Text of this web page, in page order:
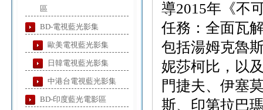
區
BD-電視藍光影集
歐美電視藍光影集
日韓電視藍光影集
中港台電視藍光影集
BD-印度藍光電影區
導2015年《不
任務：全面瓦
包括湯姆克魯
妮莎柯比，以
門捷夫、伊塞
斯、印第拉巴